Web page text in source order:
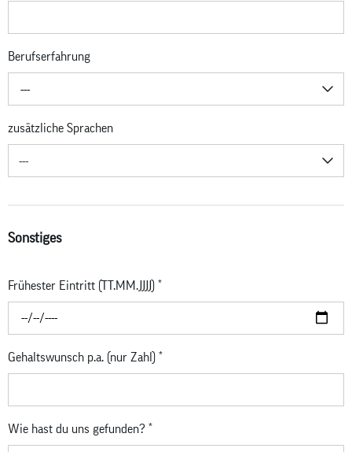
Berufserfahrung
---
zusätzliche Sprachen
---
Sonstiges
Frühester Eintritt (TT.MM.JJJJ) *
Gehaltswunsch p.a. (nur Zahl) *
Wie hast du uns gefunden? *